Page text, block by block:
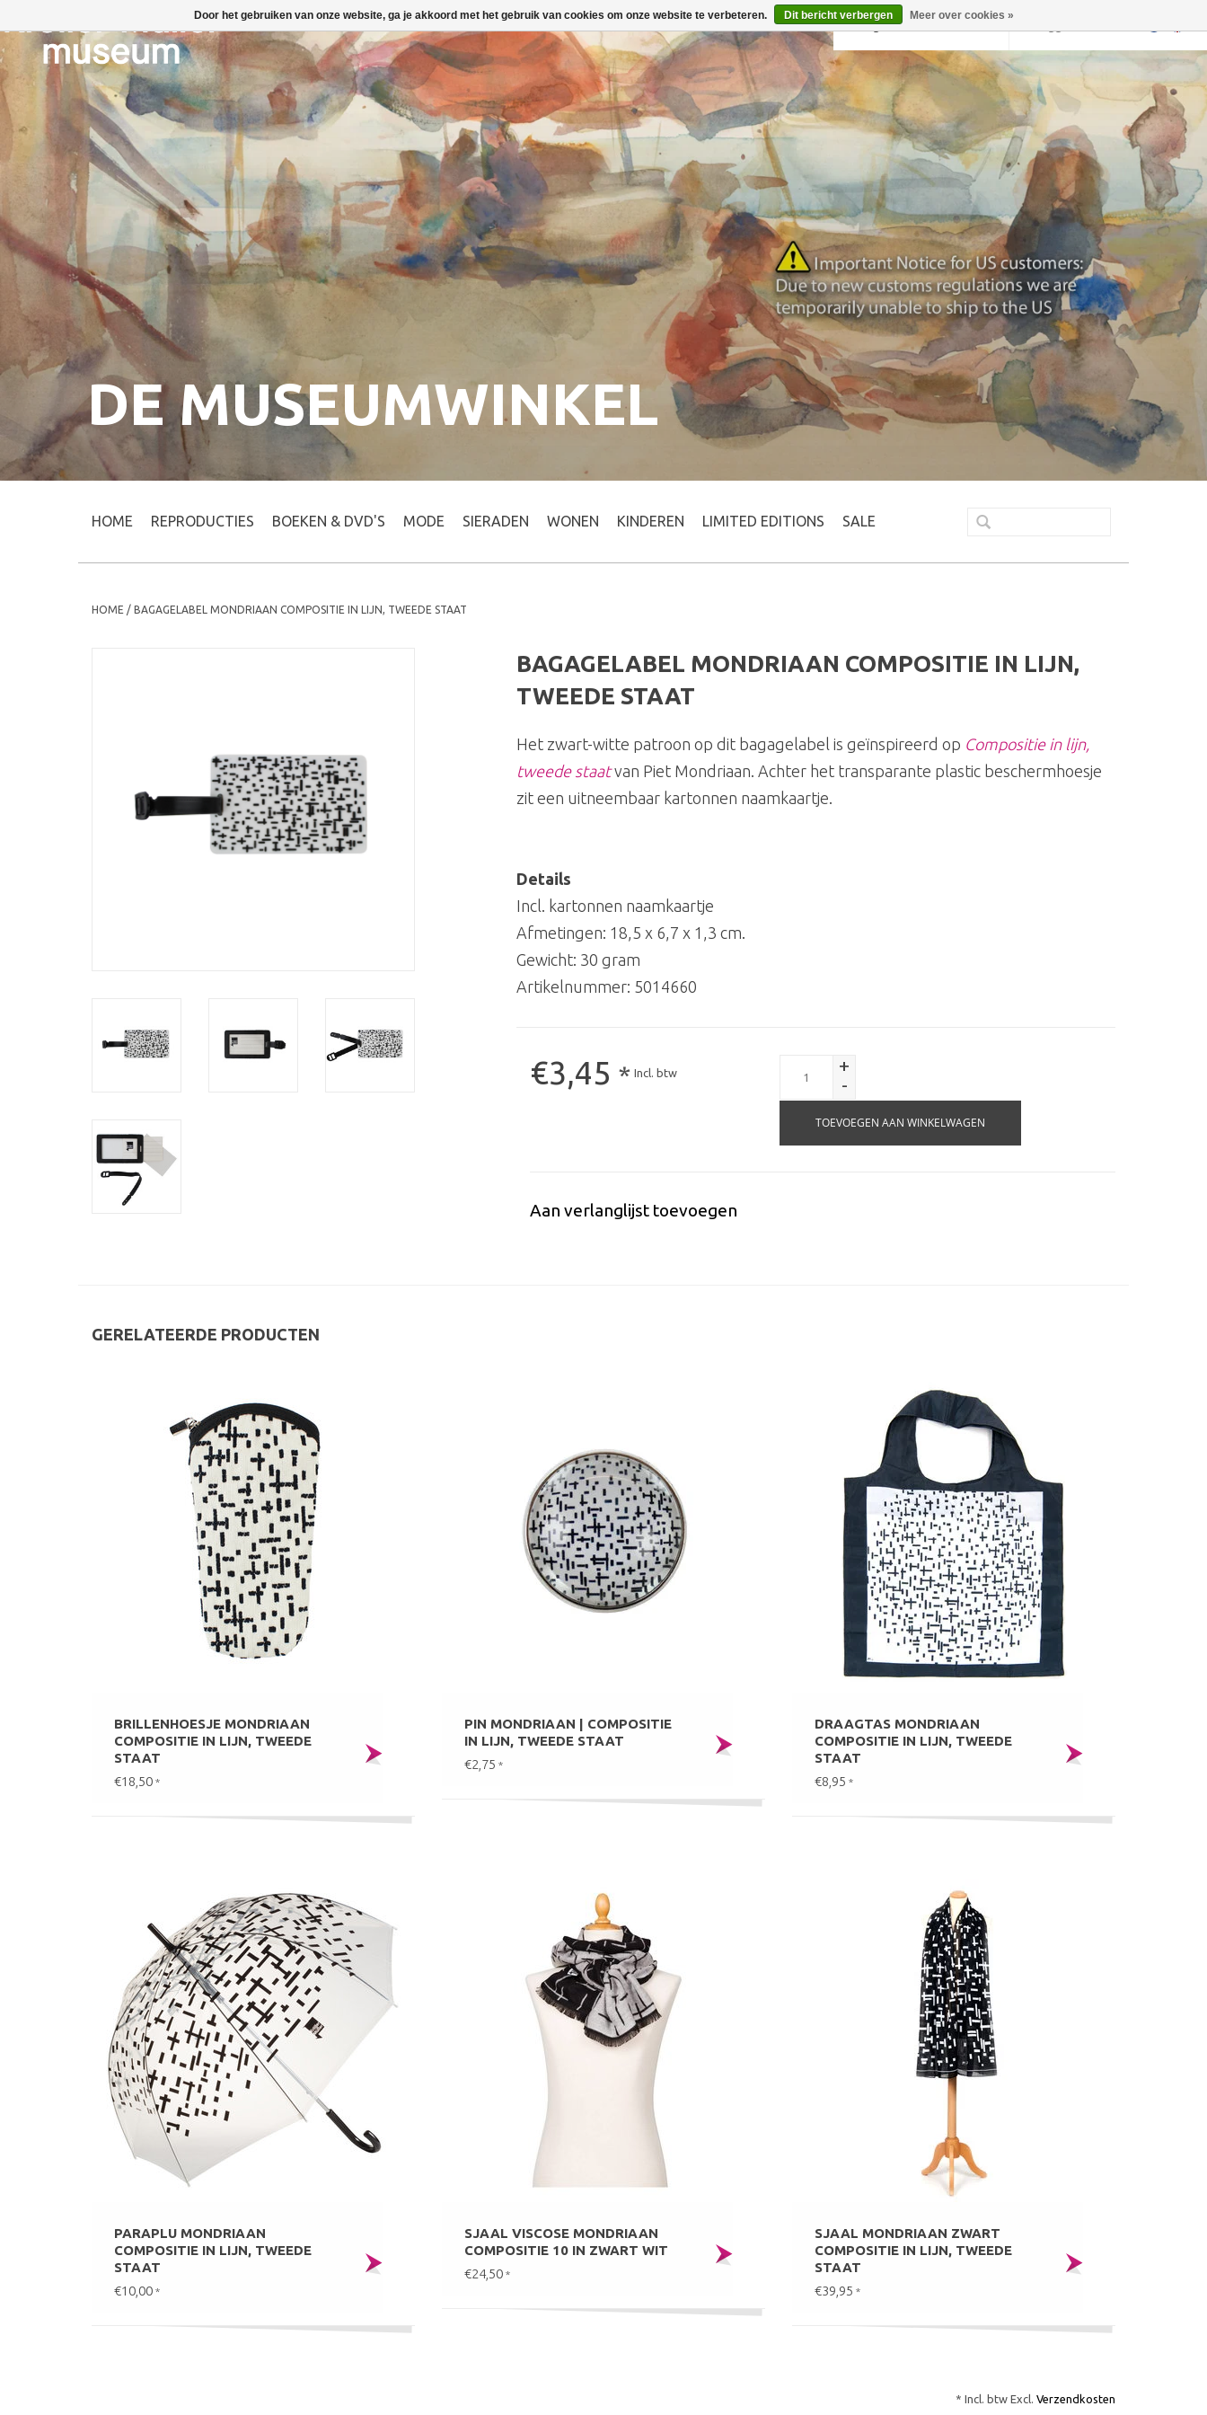
Terug naar krollermuller.nl
DE MUSEUMWINKEL
HOME REPRODUCTIES BOEKEN & DVD'S MODE SIERADEN WONEN KINDEREN LIMITED EDITIONS SALE
HOME / BAGAGELABEL MONDRIAAN COMPOSITIE IN LIJN, TWEEDE STAAT
BAGAGELABEL MONDRIAAN COMPOSITIE IN LIJN,
TWEEDE STAAT
Het zwart-witte patroon op dit bagagelabel is geïnspireerd op Compositie in lijn,
tweede staatvan Piet Mondriaan. Achter het transparante plastic beschermhoesje
zit een uitneembaar kartonnen naamkaartje.
Details
Incl. kartonnen naamkaartje
Afmetingen: 18,5 x 6,7 x 1,3 cm.
Gewicht: 30 gram
Artikelnummer: 5014660
€3,45 * Incl. btw
+
-
TOEVOEGEN AAN WINKELWAGEN
Aan verlanglijst toevoegen
GERELATEERDE PRODUCTEN
BRILLENHOESJE MONDRIAAN
COMPOSITIE IN LIJN, TWEEDE
STAAT
€18,50 *
PIN MONDRIAAN | COMPOSITIE
IN LIJN, TWEEDE STAAT
€2,75 *
DRAAGTAS MONDRIAAN
COMPOSITIE IN LIJN, TWEEDE
STAAT
€8,95 *
PARAPLU MONDRIAAN
COMPOSITIE IN LIJN, TWEEDE
STAAT
€10,00 *
SJAAL VISCOSE MONDRIAAN
COMPOSITIE 10 IN ZWART WIT
€24,50 *
SJAAL MONDRIAAN ZWART
COMPOSITIE IN LIJN, TWEEDE
STAAT
€39,95 *
* Incl. btw Excl. Verzendkosten
Door het gebruiken van onze website, ga je akkoord met het gebruik van cookies om onze website te verbeteren. Dit bericht verbergen Meer over cookies »